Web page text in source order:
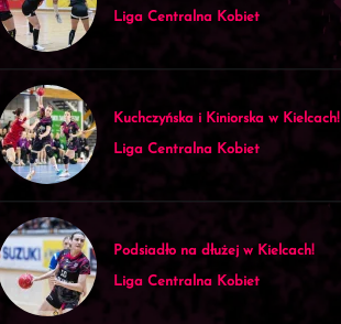
Liga Centralna Kobiet
Kuchczyńska i Kiniorska w Kielcach!
Liga Centralna Kobiet
Podsiadło na dłużej w Kielcach!
Liga Centralna Kobiet